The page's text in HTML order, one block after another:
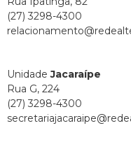
(27) 3298-4300
UnidadeJacaraípe
Rua G, 224
(27) 3298-4300